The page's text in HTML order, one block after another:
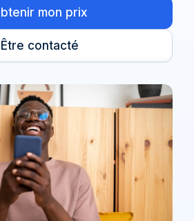
mon prix
Être contacté